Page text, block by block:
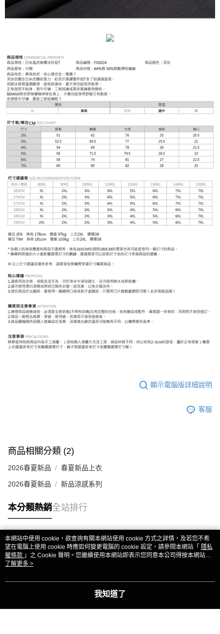
顯示電腦版詳細說明
客服
商品相關分類 (2)
2026春夏新品 春夏新品上衣
2026春夏新品 新品涼感系列
本分類熱銷全站排行
熱門標籤
本網站中使用 cookie，欲查詢有關本網站使用 cookie 方式之詳情，及若您不希
望在電腦上使用 cookie 時應如何變更電腦的 cookie 設定，請參閱本網站「 隱私
權條款 」之 Cookie 聲明。您繼續使用本網站即表示您同意本公司得按本網站使
用條款之 Cookie 聲明使用 cookie。
了解更多 >
我知道了